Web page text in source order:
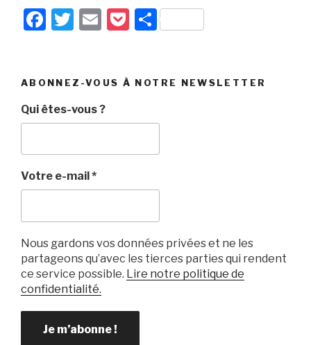
F
e
b
o
o
k
T
er
E
P
k
P
g
ABONNEZ-VOUS À NOTRE NEWSLETTER
Qui êtes-vous ?
Votre e-mail *
Nous gardons vos données privées et ne les
partageons qu’avec les tierces parties qui rendent
ce service possible. Lire notre politique de
confidentialité.